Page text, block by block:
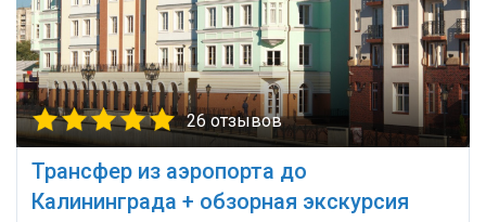
26 отзывов
Трансфер из аэропорта до
Калининграда + обзорная экскурсия